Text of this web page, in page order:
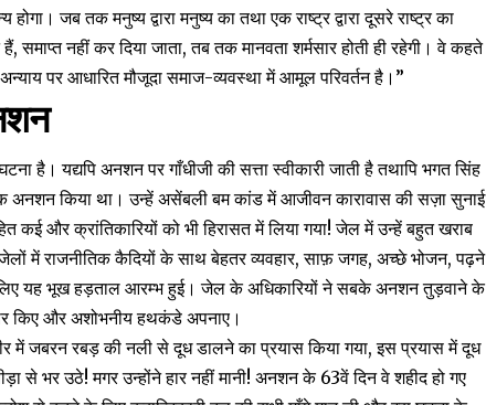
होगा। जब तक मनुष्य द्वारा मनुष्य का तथा एक राष्ट्र द्वारा दूसरे राष्ट्र का
समाप्त नहीं कर दिया जाता, तब तक मानवता शर्मसार होती ही रहेगी। वे कहते
पर आधारित मौजूदा समाज-व्यवस्था में आमूल परिवर्तन है।”
है। यद्यपि अनशन पर गाँधीजी की सत्ता स्वीकारी जाती है तथापि भगत सिंह
अनशन किया था। उन्हें असेंबली बम कांड में आजीवन कारावास की सज़ा सुनाई
कई और क्रांतिकारियों को भी हिरासत में लिया गया! जेल में उन्हें बहुत खराब
में राजनीतिक कैदियों के साथ बेहतर व्यवहार, साफ़ जगह, अच्छे भोजन, पढ़ने
यह भूख हड़ताल आरम्भ हुई। जेल के अधिकारियों ने सबके अनशन तुड़वाने के
किए और अशोभनीय हथकंडे अपनाए।
में जबरन रबड़ की नली से दूध डालने का प्रयास किया गया, इस प्रयास में दूध
से भर उठे! मगर उन्होंने हार नहीं मानी! अनशन के 63वें दिन वे शहीद हो गए